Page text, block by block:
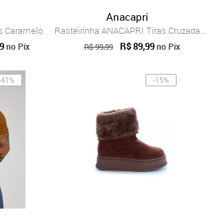
Caramelo
no Pix
Anacapri
Rasteirinha ANACAPRI Tiras Cruzadas Caramelo
R$ 99,99 R$ 89,99 no Pix
-15%